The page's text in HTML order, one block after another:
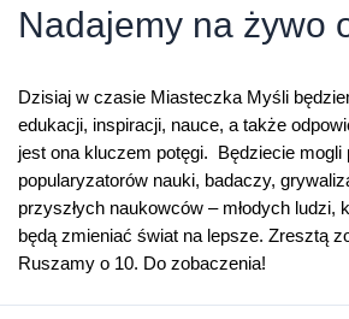
Nadajemy na żywo
Dzisiaj w czasie Miasteczka Myśli
edukacji, inspiracji, nauce, a także
jest ona kluczem potęgi. Będziecie mogli
popularyzatorów nauki, badaczy,
przyszłych naukowców – młodych ludzi,
będą zmieniać świat na lepsze. Zresztą
Ruszamy o 10. Do zobaczenia!